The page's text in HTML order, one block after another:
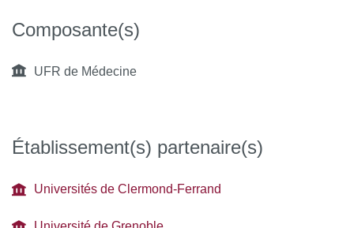
Composante(s)
UFR de Médecine
Établissement(s) partenaire(s)
Universités de Clermond-Ferrand